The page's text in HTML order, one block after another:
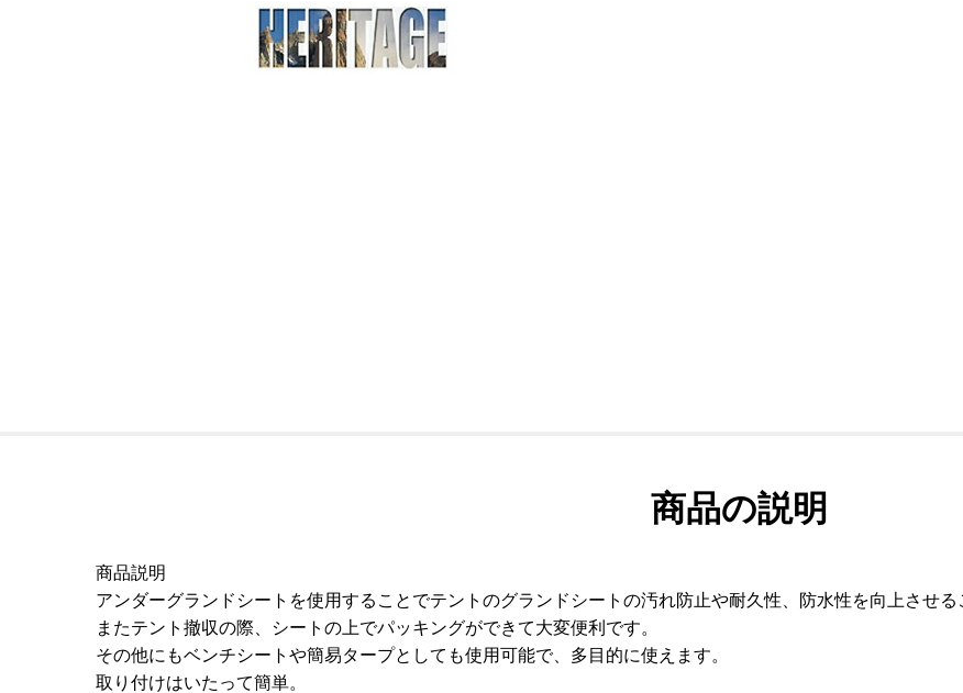
商品の説明
商品説明
アンダーグランドシートを使用することでテントのグランドシートの汚れ防止や耐久性、防水性を向上させる
またテント撤収の際、シートの上でパッキングができて大変便利です。
その他にもベンチシートや簡易タープとしても使用可能で、多目的に使えます。
取り付けはいたって簡単。